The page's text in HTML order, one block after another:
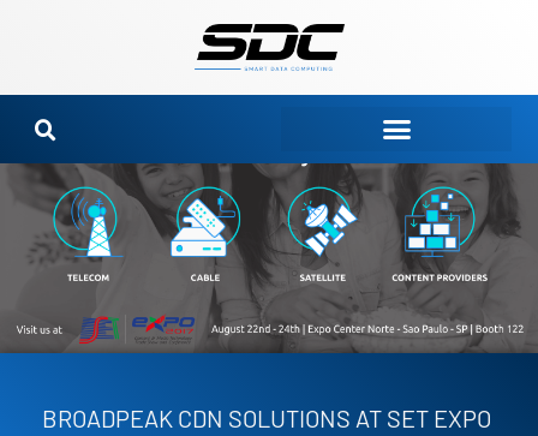
conteúdo
BROADPEAK CDN SOLUTIONS AT SET EXPO